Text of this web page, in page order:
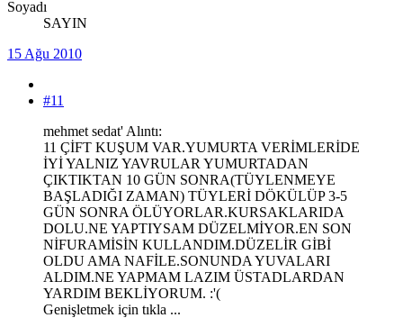
Soyadı
SAYIN
15 Ağu 2010
#11
mehmet sedat' Alıntı:
11 ÇİFT KUŞUM VAR.YUMURTA VERİMLERİDE
İYİ YALNIZ YAVRULAR YUMURTADAN
ÇIKTIKTAN 10 GÜN SONRA(TÜYLENMEYE
BAŞLADIĞI ZAMAN) TÜYLERİ DÖKÜLÜP 3-5
GÜN SONRA ÖLÜYORLAR.KURSAKLARIDA
DOLU.NE YAPTIYSAM DÜZELMİYOR.EN SON
NİFURAMİSİN KULLANDIM.DÜZELİR GİBİ
OLDU AMA NAFİLE.SONUNDA YUVALARI
ALDIM.NE YAPMAM LAZIM ÜSTADLARDAN
YARDIM BEKLİYORUM. :'(
Genişletmek için tıkla ...